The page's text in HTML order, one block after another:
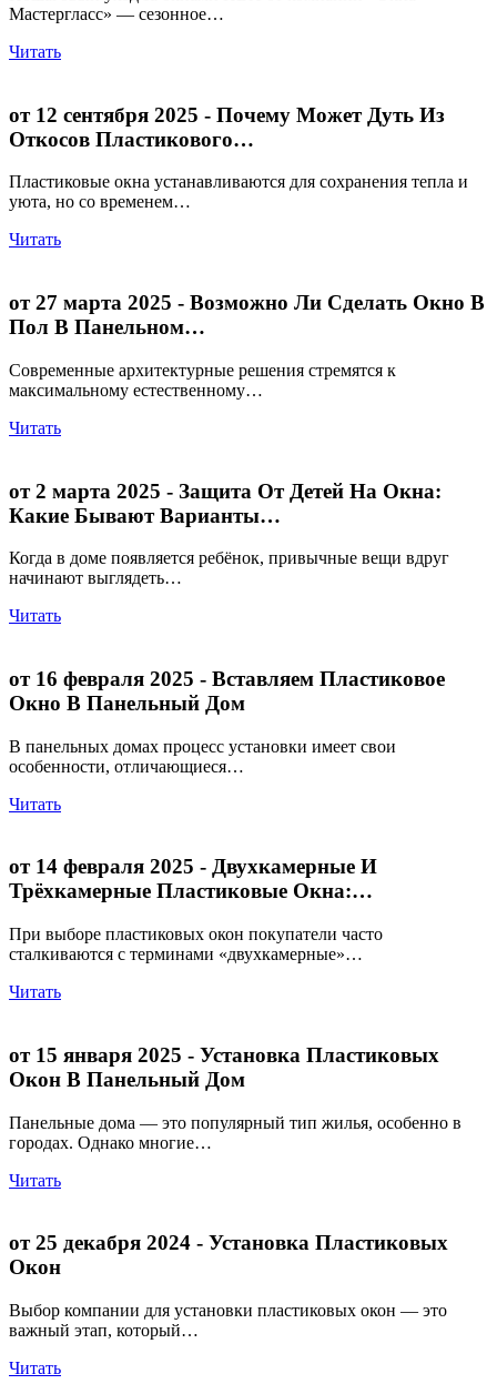
Мастергласс» — сезонное…
Читать
от 12 сентября 2025 - Почему Может Дуть Из
Откосов Пластикового…
Пластиковые окна устанавливаются для сохранения тепла и
уюта, но со временем…
Читать
от 27 марта 2025 - Возможно Ли Сделать Окно В
Пол В Панельном…
Современные архитектурные решения стремятся к
максимальному естественному…
Читать
от 2 марта 2025 - Защита От Детей На Окна:
Какие Бывают Варианты…
Когда в доме появляется ребёнок, привычные вещи вдруг
начинают выглядеть…
Читать
от 16 февраля 2025 - Вставляем Пластиковое
Окно В Панельный Дом
В панельных домах процесс установки имеет свои
особенности, отличающиеся…
Читать
от 14 февраля 2025 - Двухкамерные И
Трёхкамерные Пластиковые Окна:…
При выборе пластиковых окон покупатели часто
сталкиваются с терминами «двухкамерные»…
Читать
от 15 января 2025 - Установка Пластиковых
Окон В Панельный Дом
Панельные дома — это популярный тип жилья, особенно в
городах. Однако многие…
Читать
от 25 декабря 2024 - Установка Пластиковых
Окон
Выбор компании для установки пластиковых окон — это
важный этап, который…
Читать